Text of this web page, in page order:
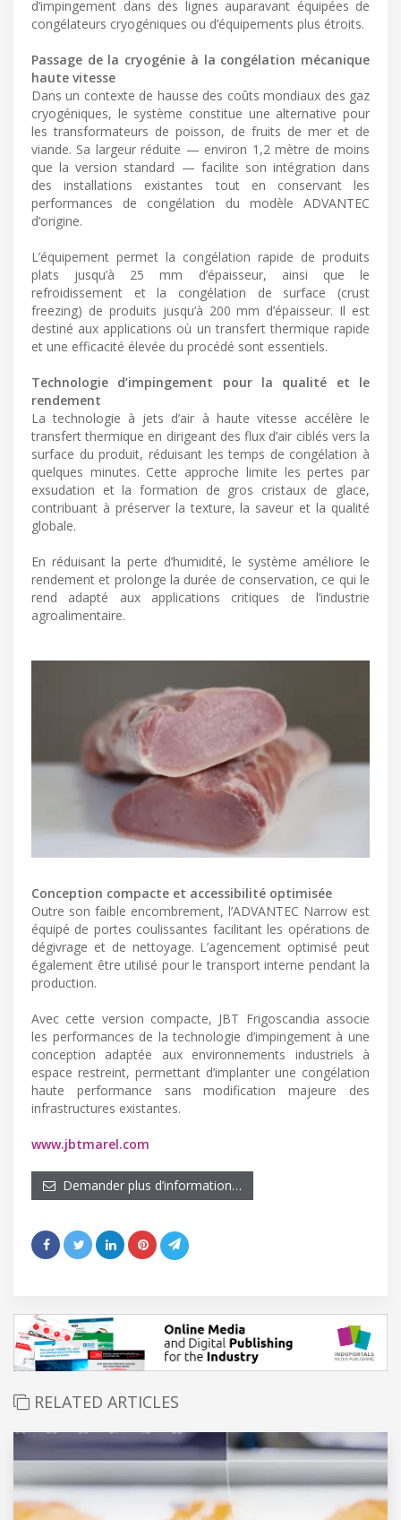
d’impingement dans des lignes auparavant équipées de
congélateurs cryogéniques ou d’équipements plus étroits.
Passage de la cryogénie à la congélation mécanique
haute vitesse
Dans un contexte de hausse des coûts mondiaux des gaz
cryogéniques, le système constitue une alternative pour
les transformateurs de poisson, de fruits de mer et de
viande. Sa largeur réduite — environ 1,2 mètre de moins
que la version standard — facilite son intégration dans
des installations existantes tout en conservant les
performances de congélation du modèle ADVANTEC
d’origine.
L’équipement permet la congélation rapide de produits
plats jusqu’à 25 mm d’épaisseur, ainsi que le
refroidissement et la congélation de surface (crust
freezing) de produits jusqu’à 200 mm d’épaisseur. Il est
destiné aux applications où un transfert thermique rapide
et une efficacité élevée du procédé sont essentiels.
Technologie d’impingement pour la qualité et le
rendement
La technologie à jets d’air à haute vitesse accélère le
transfert thermique en dirigeant des flux d’air ciblés vers la
surface du produit, réduisant les temps de congélation à
quelques minutes. Cette approche limite les pertes par
exsudation et la formation de gros cristaux de glace,
contribuant à préserver la texture, la saveur et la qualité
globale.
En réduisant la perte d’humidité, le système améliore le
rendement et prolonge la durée de conservation, ce qui le
rend adapté aux applications critiques de l’industrie
agroalimentaire.
Conception compacte et accessibilité optimisée
Outre son faible encombrement, l’ADVANTEC Narrow est
équipé de portes coulissantes facilitant les opérations de
dégivrage et de nettoyage. L’agencement optimisé peut
également être utilisé pour le transport interne pendant la
production.
Avec cette version compacte, JBT Frigoscandia associe
les performances de la technologie d’impingement à une
conception adaptée aux environnements industriels à
espace restreint, permettant d’implanter une congélation
haute performance sans modification majeure des
infrastructures existantes.
www.jbtmarel.com
Demander plus d’information…
RELATED ARTICLES